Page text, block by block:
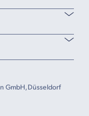
GmbH, Düsseldorf